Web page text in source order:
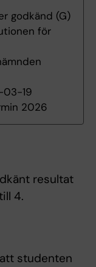
godkänd (G)
för
19
2026
resultat
4.
studenten